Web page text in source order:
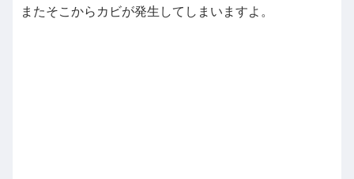
またそこからカビが発生してしまいますよ。